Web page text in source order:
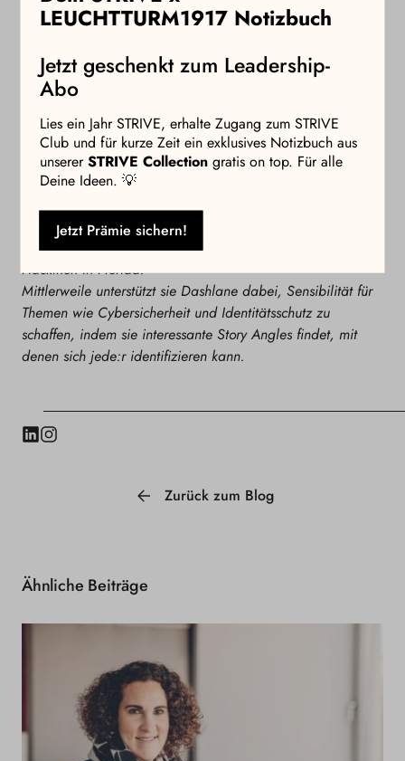
Die meisten Unternehmen setzen darauf, dass man nur zwei
schnelle Klicks tätigt, anstatt sich mit Datenschutzrichtlinien
wirklich auseinanderzusetzen. Wer jedoch anfängt,
bewusster auf Datenschutzverordnungen und Funktionen
bestimmter Anbieter zu schauen, kann persönliche Daten
von Beginn an besser schützen.
Über die Autorin:
Diva Hurtado ist Digital Lifestyle Expertin bei
Identitätsverwaltungsdienste. Sie begann ihre Tech-Karriere
mit der Gründung von "HackFSU", einem groß angelegten
Hackthon in Florida.
Mittlerweile unterstützt sie Dashlane dabei, Sensibilität für
Themen wie Cybersicherheit und Identitätsschutz zu
schaffen, indem sie interessante Story Angles findet, mit
denen sich jede:r identifizieren kann.
LinkedIn
Instagram
Zurück zum Blog
Ähnliche Beiträge
LEUCHTTURM1917 Notizbuch
Jetzt geschenkt zum Leadership-
Abo
Lies ein Jahr STRIVE, erhalte Zugang zum STRIVE
Club und für kurze Zeit ein exklusives Notizbuch aus
unsererSTRIVE Collection gratis on top. Für alle
Deine Ideen. 💡
Jetzt Prämie sichern!